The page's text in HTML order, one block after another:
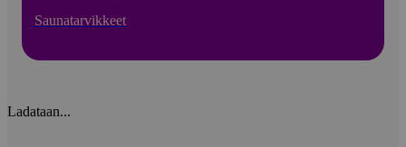
Saunatarvikkeet
Ladataan...